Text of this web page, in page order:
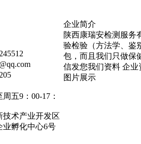
周五9：00-17：
技术产业开发区
业孵化中心6号
企业简介
陕西康瑞安检测服务
验检验（方法学、鉴
包，而且我们只做保
信发您我们资料 企业
图片展示